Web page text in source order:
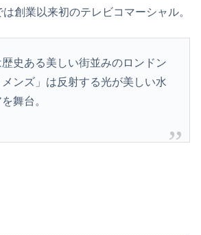
創業以来初のテレビコマーシャル。
歴史ある美しい街並みのロンドン
ンズ」は反射する光が美しい水
舞台。